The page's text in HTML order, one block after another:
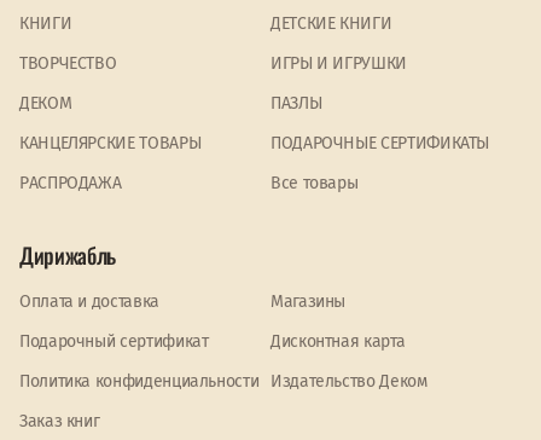
КНИГИ
ДЕТСКИЕ КНИГИ
ТВОРЧЕСТВО
ИГРЫ И ИГРУШКИ
ДЕКОМ
ПАЗЛЫ
КАНЦЕЛЯРСКИЕ ТОВАРЫ
ПОДАРОЧНЫЕ СЕРТИФИКАТЫ
PАСПРОДАЖА
Все товары
Дирижабль
Оплата и доставка
Магазины
Подарочный сертификат
Дисконтная карта
Политика конфиденциальности
Издательство Деком
Заказ книг